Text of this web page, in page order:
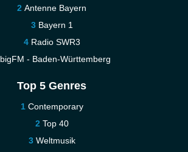
Antenne Bayern
Bayern 1
Radio SWR3
bigFM - Baden-Württemberg
Top 5 Genres
Contemporary
Top 40
Weltmusik